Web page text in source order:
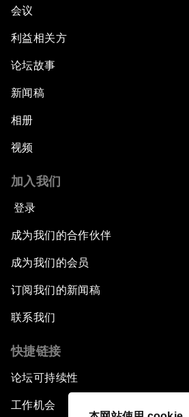
会议
利益相关方
论坛故事
新闻稿
相册
视频
加入我们
登录
成为我们的合作伙伴
成为我们的会员
订阅我们的新闻稿
联系我们
快捷链接
论坛可持续性
工作机会